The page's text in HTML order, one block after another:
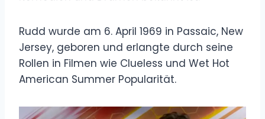
Rudd wurde am 6. April 1969 in Passaic, New
Jersey, geboren und erlangte durch seine
Rollen in Filmen wie Clueless und Wet Hot
American Summer Popularität.